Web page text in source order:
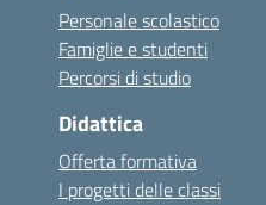
Personale scolastico
Famiglie e studenti
Percorsi di studio
Didattica
Offerta formativa
I progetti delle classi